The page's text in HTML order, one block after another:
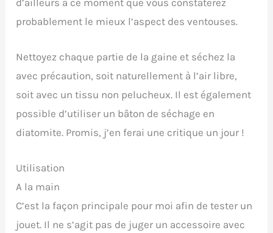
probablement le mieux l’aspect des ventouses.
Nettoyez chaque partie de la gaine et séchez la
avec précaution, soit naturellement à l’air libre,
soit avec un tissu non pelucheux. Il est également
possible d’utiliser un bâton de séchage en
diatomite. Promis, j’en ferai une critique un jour !
Utilisation
A la main
C’est la façon principale pour moi afin de tester un
jouet. Il ne s’agit pas de juger un accessoire avec